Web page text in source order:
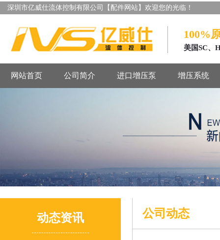
深圳市亿威仕流体控制有限公司【配件网站】欢迎您的光临！
100%
美国SC、
网站首页 公司简介 进口增压泵 增压系统
动态资讯 公司动态